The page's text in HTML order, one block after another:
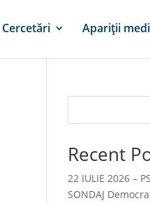
Cercetări Apariții
Recent
22 IULIE 2026 –
SONDAJ